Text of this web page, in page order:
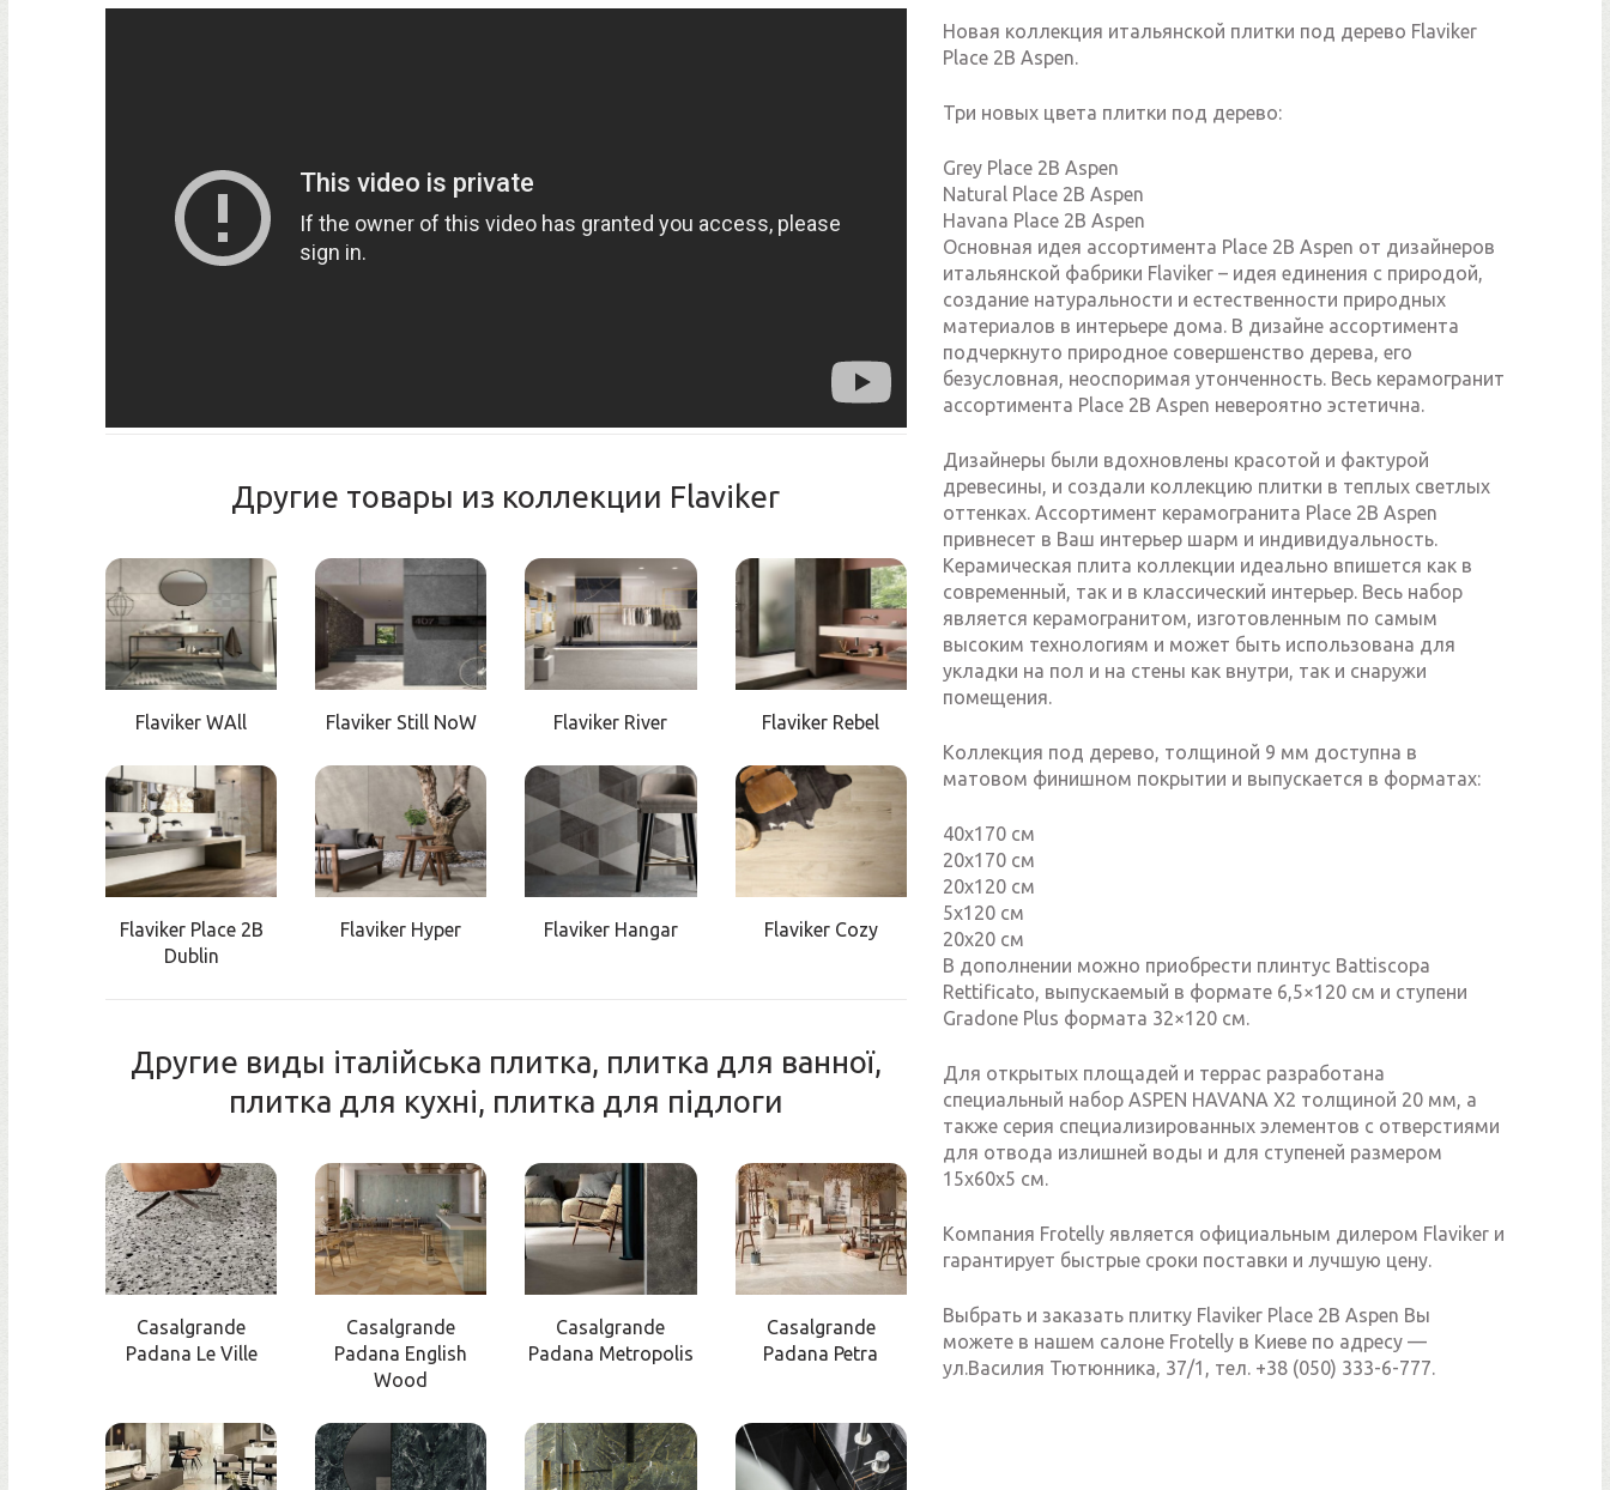
Другие товары из коллекции Flaviker
Flaviker WAll Flaviker Still NoW Flaviker River Flaviker Rebel
Flaviker Place 2B
Dublin
Flaviker Hyper Flaviker Hangar Flaviker Cozy
Другие виды італійська плитка, плитка для ванної,
плитка для кухні, плитка для підлоги
Casalgrande
Padana Le Ville
Casalgrande
Padana English
Wood
Casalgrande
Padana Metropolis
Casalgrande
Padana Petra
Новая коллекция итальянской плитки под дерево Flaviker
Place 2B Aspen.
Три новых цвета плитки под дерево:
Grey Place 2B Aspen
Natural Place 2B Aspen
Havana Place 2B Aspen
Основная идея ассортимента Place 2B Aspen от дизайнеров
итальянской фабрики Flaviker – идея единения с природой,
создание натуральности и естественности природных
материалов в интерьере дома. В дизайне ассортимента
подчеркнуто природное совершенство дерева, его
безусловная, неоспоримая утонченность. Весь керамогранит
ассортимента Place 2B Aspen невероятно эстетична.
Дизайнеры были вдохновлены красотой и фактурой
древесины, и создали коллекцию плитки в теплых светлых
оттенках. Ассортимент керамогранита Place 2B Aspen
привнесет в Ваш интерьер шарм и индивидуальность.
Керамическая плита коллекции идеально впишется как в
современный, так и в классический интерьер. Весь набор
является керамогранитом, изготовленным по самым
высоким технологиям и может быть использована для
укладки на пол и на стены как внутри, так и снаружи
помещения.
Коллекция под дерево, толщиной 9 мм доступна в
матовом финишном покрытии и выпускается в форматах:
40х170 см
20х170 см
20х120 см
5х120 см
20х20 см
В дополнении можно приобрести плинтус Battiscopa
Rettificato, выпускаемый в формате 6,5×120 см и ступени
Gradone Plus формата 32×120 см.
Для открытых площадей и террас разработана
специальный набор ASPEN HAVANA X2 толщиной 20 мм, а
также серия специализированных элементов с отверстиями
для отвода излишней воды и для ступеней размером
15х60х5 см.
Компания Frotelly является официальным дилером Flaviker и
гарантирует быстрые сроки поставки и лучшую цену.
Выбрать и заказать плитку Flaviker Place 2B Aspen Вы
можете в нашем салоне Frotelly в Киеве по адресу —
ул.Василия Тютюнника, 37/1, тел. +38 (050) 333-6-777.